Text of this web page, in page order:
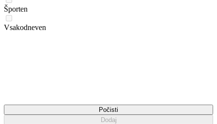
Športen
Vsakodneven
Počisti
Dodaj